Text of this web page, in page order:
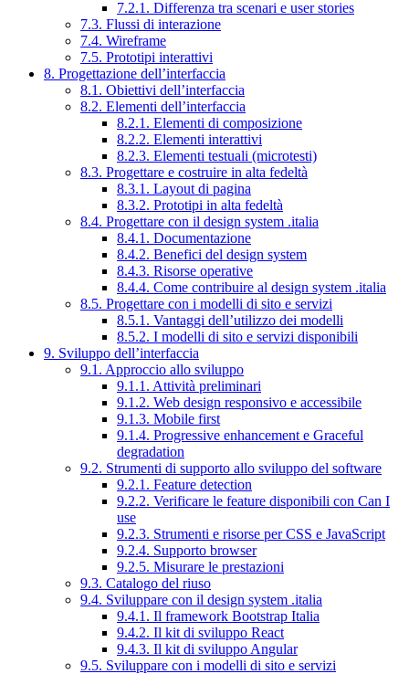
7.2.1. Differenza tra scenari e user stories
7.3. Flussi di interazione
7.4. Wireframe
7.5. Prototipi interattivi
8. Progettazione dell’interfaccia
8.1. Obiettivi dell’interfaccia
8.2. Elementi dell’interfaccia
8.2.1. Elementi di composizione
8.2.2. Elementi interattivi
8.2.3. Elementi testuali (microtesti)
8.3. Progettare e costruire in alta fedeltà
8.3.1. Layout di pagina
8.3.2. Prototipi in alta fedeltà
8.4. Progettare con il design system .italia
8.4.1. Documentazione
8.4.2. Benefici del design system
8.4.3. Risorse operative
8.4.4. Come contribuire al design system .italia
8.5. Progettare con i modelli di sito e servizi
8.5.1. Vantaggi dell’utilizzo dei modelli
8.5.2. I modelli di sito e servizi disponibili
9. Sviluppo dell’interfaccia
9.1. Approccio allo sviluppo
9.1.1. Attività preliminari
9.1.2. Web design responsivo e accessibile
9.1.3. Mobile first
9.1.4. Progressive enhancement e Graceful
degradation
9.2. Strumenti di supporto allo sviluppo del software
9.2.1. Feature detection
9.2.2. Verificare le feature disponibili con Can I
use
9.2.3. Strumenti e risorse per CSS e JavaScript
9.2.4. Supporto browser
9.2.5. Misurare le prestazioni
9.3. Catalogo del riuso
9.4. Sviluppare con il design system .italia
9.4.1. Il framework Bootstrap Italia
9.4.2. Il kit di sviluppo React
9.4.3. Il kit di sviluppo Angular
9.5. Sviluppare con i modelli di sito e servizi